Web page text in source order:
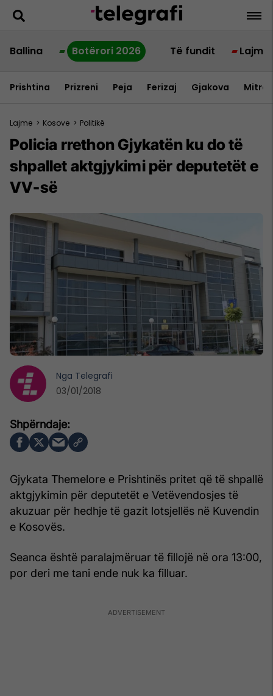
Ballina Botërori 2026 Të fundit Lajme
Prishtina Prizreni Peja Ferizaj Gjakova
Lajme > Kosove > Politikë
Policia rrethon Gjykatën ku do të
shpallet aktgjykimi për deputetët e
VV-së
Gjykata Themelore e Prishtinës pritet që të shpallë
aktgjykimin për deputetët e Vetëvendosjes të
akuzuar për hedhje të gazit lotsjellës në Kuvendin
e Kosovës.
Seanca është paralajmëruar të fillojë në ora 13:00,
por deri me tani ende nuk ka filluar.
Nga Telegrafi
03/01/2018